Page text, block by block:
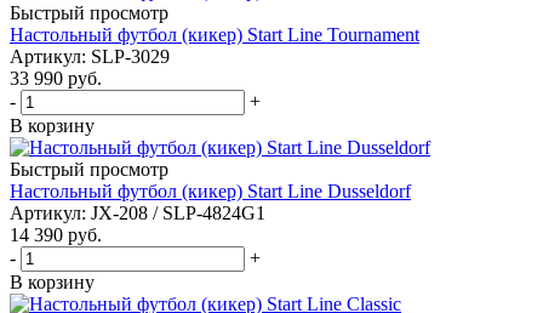
Быстрый просмотр
Настольный футбол (кикер) Start Line Tournament
Артикул: SLP-3029
33 990 руб.
-
+
В корзину
Быстрый просмотр
Настольный футбол (кикер) Start Line Dusseldorf
Артикул: JX-208 / SLP-4824G1
14 390 руб.
-
+
В корзину